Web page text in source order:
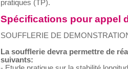
pratiques (TP).
Spécifications pour appel
SOUFFLERIE DE
La soufflerie devra permettre de
suivants: